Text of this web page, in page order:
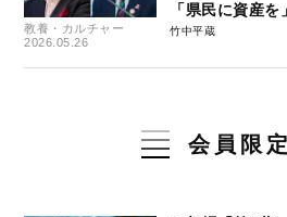
教養・カルチャー
2026.05.26
「県民に資産を」
竹中平蔵
会員限